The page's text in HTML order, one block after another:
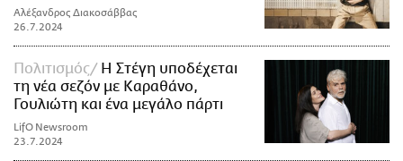
Αλέξανδρος Διακοσάββας
26.7.2024
Πολιτισμός
Η Στέγη υποδέχεται
τη νέα σεζόν με Καραθάνο,
Γουλιώτη και ένα μεγάλο πάρτι
LifO Newsroom
23.7.2024